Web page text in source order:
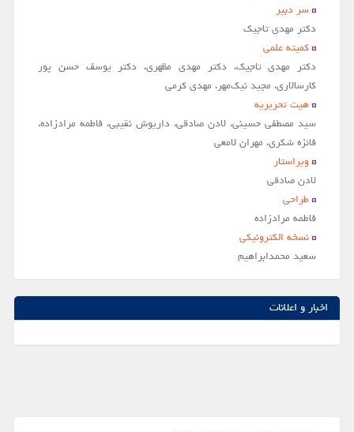
مقالات سال 1404
آرشیو
شماره جاری
جستجو پیشرفته
راهنمای نویسندگان
نحوه ارسال مقاله
اطلاعات نشریه
درباره نشریه
اخبار و اعلانات
پیوندهای مفید
سر دبير
دکتر مهدی تاجیک
کمیته علمی
دکتر مهدی تاجیک، دکتر مهدی مظهری، دکتر یوسف حسن پور
کارسالاری، مجید نیک‌مهر، مهدی کرمی
هیت تحریریه
سید مصطفی حسینی، لادن صادقی، داریوش نقیبی، فاطمه مرادزاده،
فائزه شکری، مهران لامعی
ویراستار
لادن صادقي
طراحی
فاطمه مرادزاده
نسخه الکترونیکی
سعيد محمدابراهيم
اخبار و اعلانات